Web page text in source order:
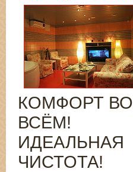
КОМФОРТ ВО
ВСЁМ!
ИДЕАЛЬНАЯ
ЧИСТОТА!